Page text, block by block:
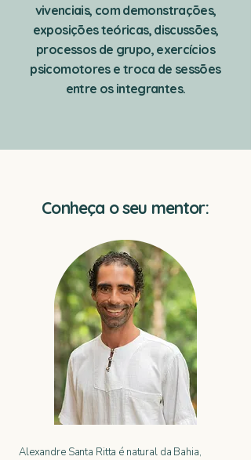
vivenciais, com demonstrações,
exposições teóricas, discussões,
processos de grupo, exercícios
psicomotores e troca de sessões
entre os integrantes.
Conheça o seu mentor:
Alexandre Santa Ritta é natural da Bahia,